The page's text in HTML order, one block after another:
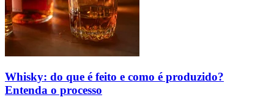
Whisky: do que é feito e como é produzido?
Entenda o processo